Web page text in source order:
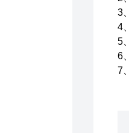
3
4
5
6
7